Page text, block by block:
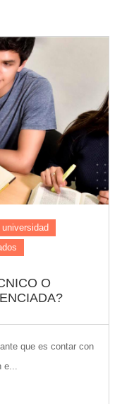
O
que es contar con
e...